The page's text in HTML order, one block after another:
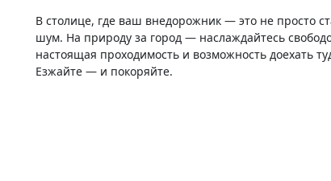
В столице, где ваш внедорожник — это не просто
шум. На природу за город — наслаждайтесь
настоящая проходимость и возможность доехать
Езжайте — и покоряйте.